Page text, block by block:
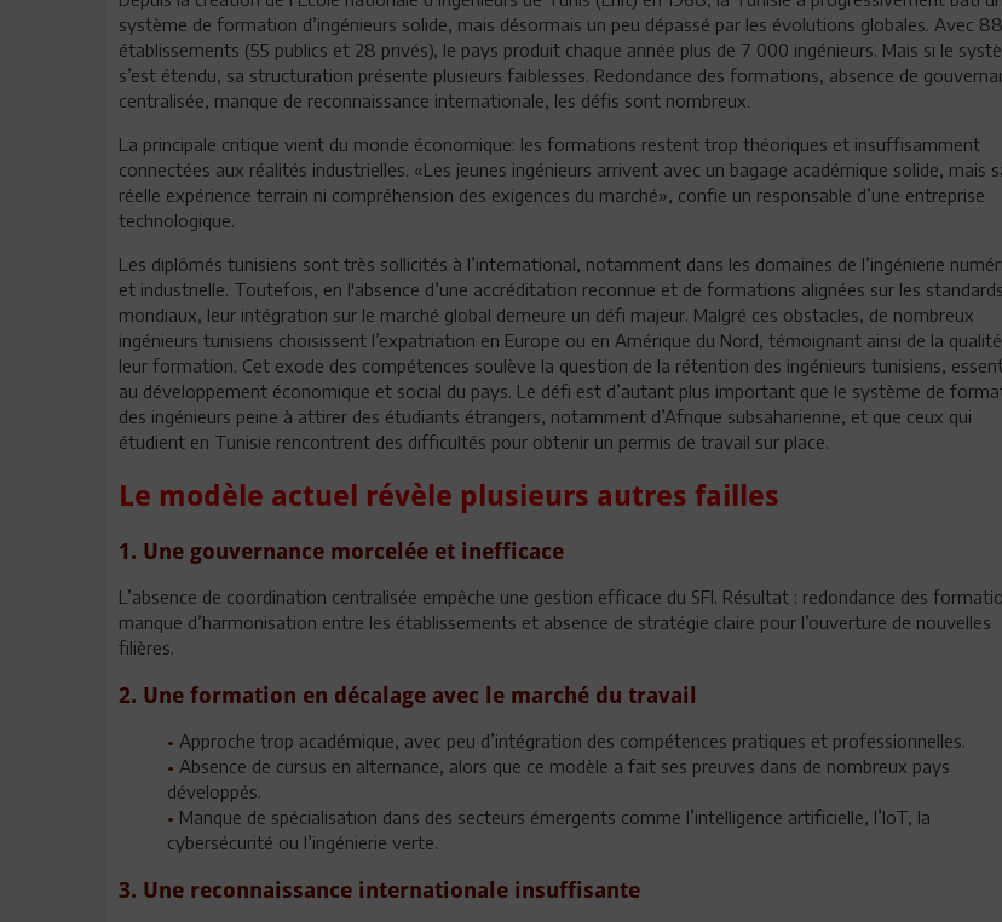
système de formation d’ingénieurs solide, mais désormais un peu dépassé par les évolutions globales. Avec 88
établissements (55 publics et 28 privés), le pays produit chaque année plus de 7 000 ingénieurs. Mais si le
s’est étendu, sa structuration présente plusieurs faiblesses. Redondance des formations, absence de
centralisée, manque de reconnaissance internationale, les défis sont nombreux.
La principale critique vient du monde économique: les formations restent trop théoriques et insuffisamment
connectées aux réalités industrielles. «Les jeunes ingénieurs arrivent avec un bagage académique solide, mais
réelle expérience terrain ni compréhension des exigences du marché», confie un responsable d’une entreprise
technologique.
Les diplômés tunisiens sont très sollicités à l’international, notamment dans les domaines de l’ingénierie
et industrielle. Toutefois, en l'absence d’une accréditation reconnue et de formations alignées sur les standards
mondiaux, leur intégration sur le marché global demeure un défi majeur. Malgré ces obstacles, de nombreux
ingénieurs tunisiens choisissent l’expatriation en Europe ou en Amérique du Nord, témoignant ainsi de la
leur formation. Cet exode des compétences soulève la question de la rétention des ingénieurs tunisiens,
au développement économique et social du pays. Le défi est d’autant plus important que le système de
des ingénieurs peine à attirer des étudiants étrangers, notamment d’Afrique subsaharienne, et que ceux qui
étudient en Tunisie rencontrent des difficultés pour obtenir un permis de travail sur place.
Le modèle actuel révèle plusieurs autres failles
1. Une gouvernance morcelée et inefficace
L’absence de coordination centralisée empêche une gestion efficace du SFI. Résultat : redondance des
manque d’harmonisation entre les établissements et absence de stratégie claire pour l’ouverture de nouvelles
filières.
2. Une formation en décalage avec le marché du travail
• Approche trop académique, avec peu d’intégration des compétences pratiques et professionnelles.
• Absence de cursus en alternance, alors que ce modèle a fait ses preuves dans de nombreux pays
développés.
• Manque de spécialisation dans des secteurs émergents comme l’intelligence artificielle, l’IoT, la
cybersécurité ou l’ingénierie verte.
3. Une reconnaissance internationale insuffisante